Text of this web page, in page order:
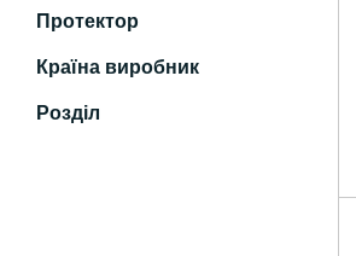
Протектор
Країна виробник
Розділ